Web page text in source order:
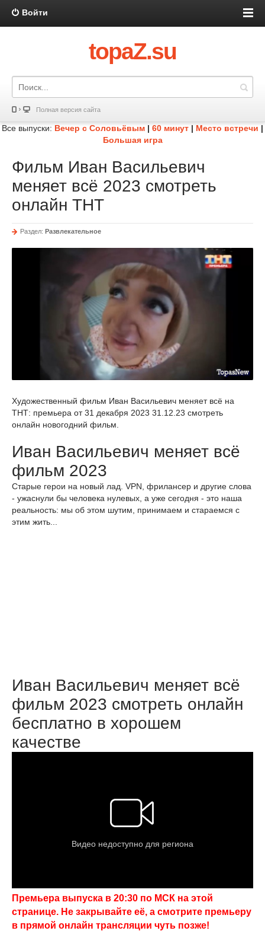
Войти
topaZ.su
Полная версия сайта
Все выпуски: Вечер с Соловьёвым | 60 минут | Место встречи |
Большая игра
Фильм Иван Васильевич
меняет всё 2023 смотреть
онлайн ТНТ
Раздел: Развлекательное
Художественный фильм Иван Васильевич меняет всё на
ТНТ: премьера от 31 декабря 2023 31.12.23 смотреть
онлайн новогодний фильм.
Иван Васильевич меняет всё
фильм 2023
Старые герои на новый лад. VPN, фрилансер и другие слова
- ужаснули бы человека нулевых, а уже сегодня - это наша
реальность: мы об этом шутим, принимаем и стараемся с
этим жить...
Иван Васильевич меняет всё
фильм 2023 смотреть онлайн
бесплатно в хорошем
качестве
Премьера выпуска в 20:30 по МСК на этой
странице. Не закрывайте её, а смотрите премьеру
в прямой онлайн трансляции чуть позже!